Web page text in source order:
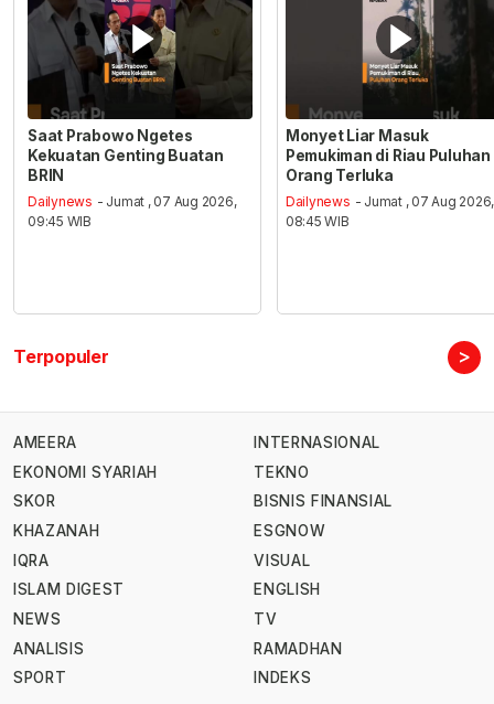
Saat Prabowo Ngetes
Kekuatan Genting Buatan
BRIN
Dailynews - Jumat , 07 Aug 2026,
09:45 WIB
Monyet Liar Masuk
Pemukiman di Riau Puluhan
Orang Terluka
Dailynews - Jumat , 07 Aug 2026,
08:45 WIB
Terpopuler >
AMEERA
EKONOMI SYARIAH
SKOR
KHAZANAH
IQRA
ISLAM DIGEST
NEWS
ANALISIS
SPORT
INTERNASIONAL
TEKNO
BISNIS FINANSIAL
ESGNOW
VISUAL
ENGLISH
TV
RAMADHAN
INDEKS